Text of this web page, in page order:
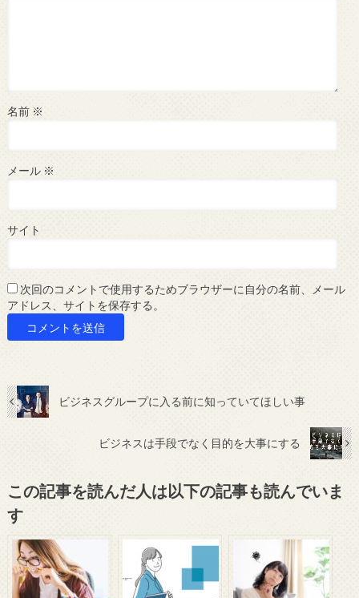
名前 ※
メール ※
サイト
次回のコメントで使用するためブラウザーに自分の名前、メール
アドレス、サイトを保存する。
ビジネスグループに入る前に知っていてほしい事
ビジネスは手段でなく目的を大事にする
この記事を読んだ人は以下の記事も読んでいま
す